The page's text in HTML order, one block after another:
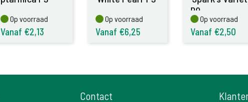
Op voorraad
Op voorraad
Vanaf €2,13
Op voorraad
Op voorraad
Vanaf €6,25
P9
Op voorraad
Op voorraad
Vanaf €2,50
Contact